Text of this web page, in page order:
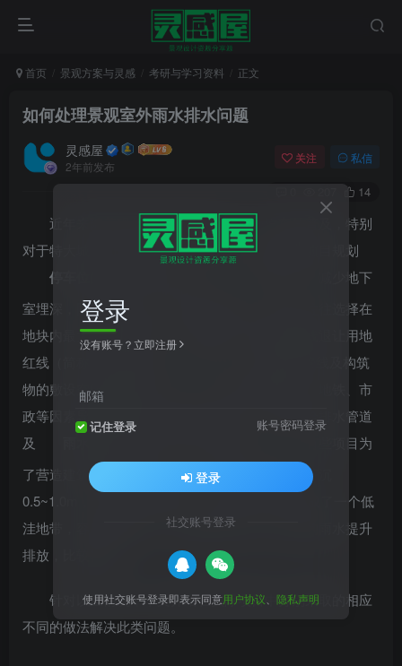
首页 景观方案与灵感 考研与学习资料 正文
如何处理景观室外雨水排水问题
灵感屋
2年前发布
关注 私信
14
近年来随着现代建筑的蓬勃发展、小汽车的普及，特别
对于特大城市，停车紧张，一位难求，因此新建项目规划
停车位
的指标也在逐年提高。为了节约造价、减少地下
室埋深，同时满足地下室停车指标要求，建设方往往选择在
地块内最大化满铺地下室，普遍地下室外墙轮廓线退让用地
红线（简称“地下室退线”）3.0~3.5m，导致室外管线及构筑
物的敷设空间极度受限。其次，有些项目因建筑、地铁、市
政等因素导致室外敷设管线空间被占用，给室外给排水管道
及
收集池的设计带来严峻挑战。此外，有些项目为
了营造建筑的氛围及空间感，会将首层部分区域下沉
0.5~1.0m，形成一种围合空间。而这种下沉部分成了一个低
洼地带，容易积蓄雨水，常规做法是将下沉区域的雨水提升
排放，比较耗能。
针对以上情况，本文介绍在实际项目中分别采取的相应
不同的做法解决此类问题。
登录
没有账号？立即注册
邮箱
记住登录 账号密码登录
登录
社交账号登录
使用社交账号登录即表示同意用户协议 隐私声明